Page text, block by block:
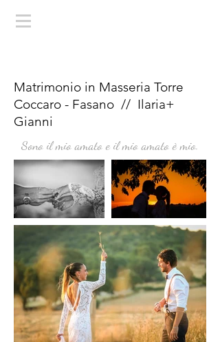
Matrimonio in Masseria Torre
Coccaro - Fasano // Ilaria+
Gianni
Sono il mio amato e il mio amato è mio.